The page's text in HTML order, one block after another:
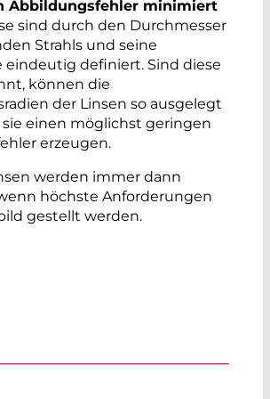
als auch die Effizienz der
werden durch
Designs und verschiedene
beeinflusst.
sind kostengünstig ab Lager
Optiken sind
und werden kurzfristig
gefertigt. Wir beraten Sie
des geeigneten Substrates
/ Linsenradius bis hin
AR-Beschichtung.
Laser Optics
Abbildungsfehler minimiert
sind durch den Durchmesser
Strahls und seine
eindeutig definiert. Sind diese
können die
der Linsen so ausgelegt
sie einen möglichst geringen
erzeugen.
werden immer dann
höchste Anforderungen
gestellt werden.